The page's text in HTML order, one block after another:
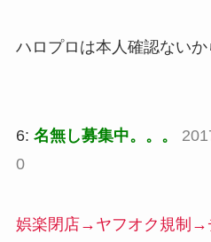
ハロプロは本人確認ないか
6: 名無し募集中。。。
0
娯楽閉店→ヤフオク規制→